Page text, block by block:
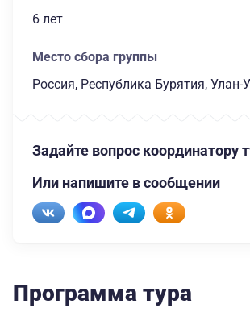
6 лет
Место сбора группы
Россия, Республика Бурятия, Улан-
Задайте вопрос координатору
Или напишите в сообщении
Программа тура